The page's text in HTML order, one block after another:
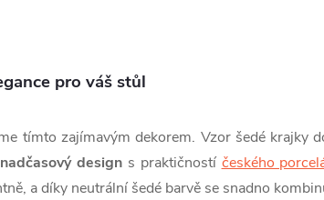
pro váš stůl
tímto zajímavým dekorem. Vzor šedé krajky
nadčasový designs praktičností českého
a díky neutrální šedé barvě se snadno